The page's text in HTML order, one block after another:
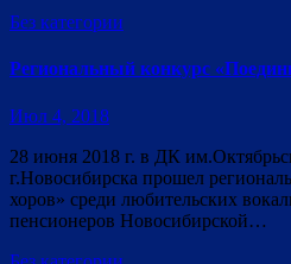
Без категории
Региональный конкурс
Июл 4, 2018
28 июня 2018 г. в ДК
г.Новосибирска прошел
хоров» среди любительских
пенсионеров Новосибирской…